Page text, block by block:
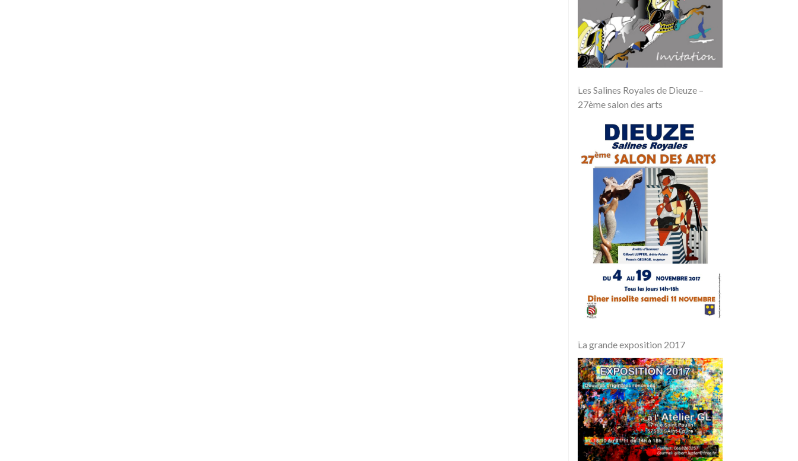
Les Salines Royales de Dieuze –
27ème salon des arts
La grande exposition 2017